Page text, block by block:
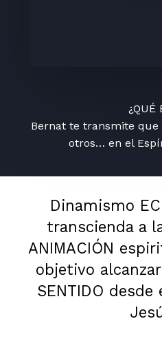
¿QUÉ
Bernat te transmite
otros… en el
Dinamismo
transcienda a
ANIMACIÓN
objetivo
SENTIDO desde